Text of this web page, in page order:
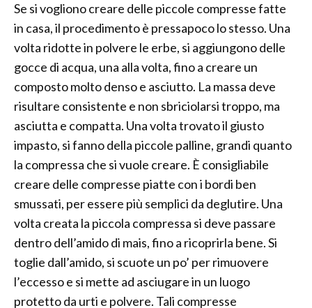
Se si vogliono creare delle piccole compresse fatte
in casa, il procedimento è pressapoco lo stesso. Una
volta ridotte in polvere le erbe, si aggiungono delle
gocce di acqua, una alla volta, fino a creare un
composto molto denso e asciutto. La massa deve
risultare consistente e non sbriciolarsi troppo, ma
asciutta e compatta. Una volta trovato il giusto
impasto, si fanno della piccole palline, grandi quanto
la compressa che si vuole creare. È consigliabile
creare delle compresse piatte con i bordi ben
smussati, per essere più semplici da deglutire. Una
volta creata la piccola compressa si deve passare
dentro dell’amido di mais, fino a ricoprirla bene. Si
toglie dall’amido, si scuote un po’ per rimuovere
l’eccesso e si mette ad asciugare in un luogo
protetto da urti e polvere. Tali compresse